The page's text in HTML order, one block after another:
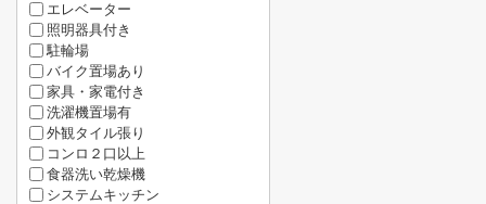
エレベーター
照明器具付き
駐輪場
バイク置場あり
家具・家電付き
洗濯機置場有
外観タイル張り
コンロ２口以上
食器洗い乾燥機
システムキッチン